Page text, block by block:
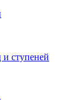
и ступеней